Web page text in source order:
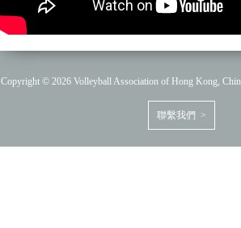
Copyright © 2026 Volleyball Association of Hong Kong,
聯繫我們 >